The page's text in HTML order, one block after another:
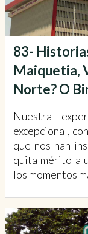
83-
Maiquetia,
Norte? O
Nuestra
excepcional,
que nos han
quita mérito a
los momentos